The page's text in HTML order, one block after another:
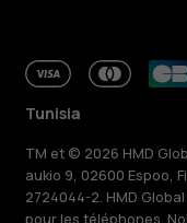
Tunisia
TM et © 2026 HMD
aukio 9, 02600 Espoo,
2724044-2. HMD